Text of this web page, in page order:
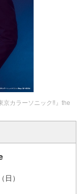
京カラーソニック‼』the
）